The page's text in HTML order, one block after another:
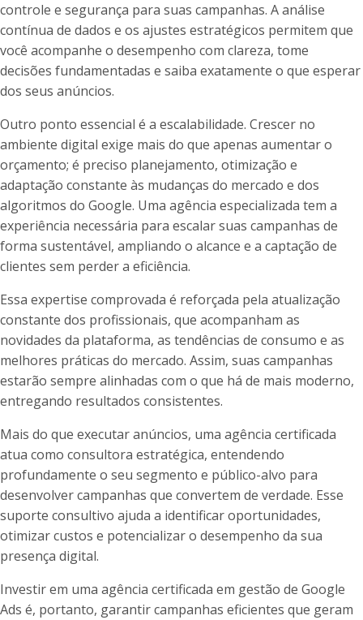
controle e segurança para suas campanhas. A análise
contínua de dados e os ajustes estratégicos permitem que
você acompanhe o desempenho com clareza, tome
decisões fundamentadas e saiba exatamente o que esperar
dos seus anúncios.
Outro ponto essencial é a escalabilidade. Crescer no
ambiente digital exige mais do que apenas aumentar o
orçamento; é preciso planejamento, otimização e
adaptação constante às mudanças do mercado e dos
algoritmos do Google. Uma agência especializada tem a
experiência necessária para escalar suas campanhas de
forma sustentável, ampliando o alcance e a captação de
clientes sem perder a eficiência.
Essa expertise comprovada é reforçada pela atualização
constante dos profissionais, que acompanham as
novidades da plataforma, as tendências de consumo e as
melhores práticas do mercado. Assim, suas campanhas
estarão sempre alinhadas com o que há de mais moderno,
entregando resultados consistentes.
Mais do que executar anúncios, uma agência certificada
atua como consultora estratégica, entendendo
profundamente o seu segmento e público-alvo para
desenvolver campanhas que convertem de verdade. Esse
suporte consultivo ajuda a identificar oportunidades,
otimizar custos e potencializar o desempenho da sua
presença digital.
Investir em uma agência certificada em gestão de Google
Ads é, portanto, garantir campanhas eficientes que geram